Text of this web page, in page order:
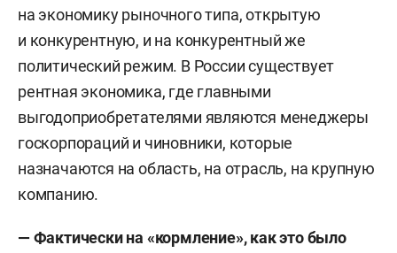
на экономику рыночного типа, открытую
и конкурентную, и на конкурентный же
политический режим. В России существует
рентная экономика, где главными
выгодоприобретателями являются менеджеры
госкорпораций и чиновники, которые
назначаются на область, на отрасль, на крупную
компанию.
— Фактически на «кормление», как это было